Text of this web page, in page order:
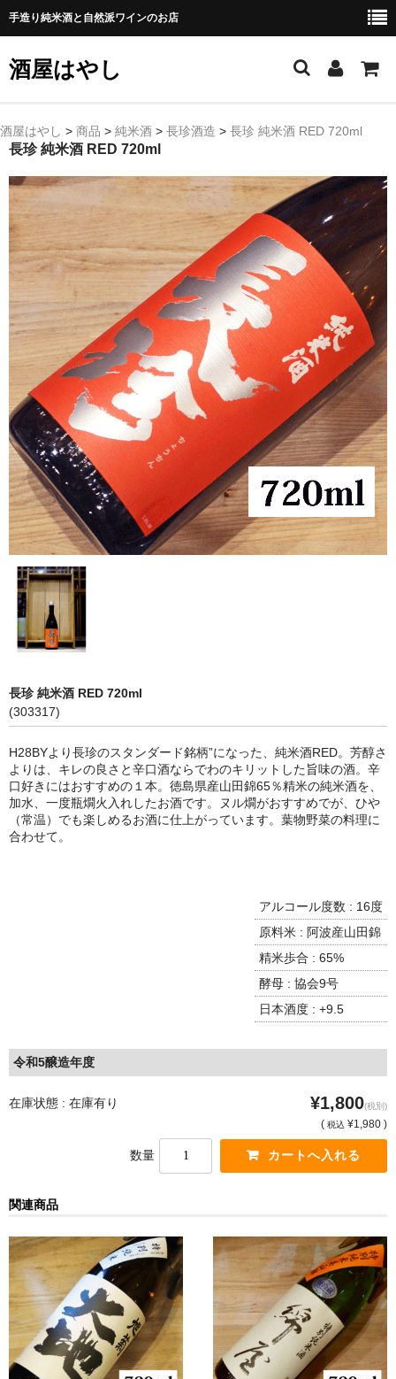
手造り純米酒と自然派ワインのお店
酒屋はやし
ホーム
純 米 酒
よえもん 川村酒造店（岩手県花巻市）
田从･月下の舞 舞鶴酒造（秋田県横手市）
綿屋 金の井酒造（宮城県栗原市）
大七 大七酒造（福島県二本松市）
宗玄 宗玄酒造（石川県珠洲市）
神亀 神亀酒造（埼玉県蓮田市）
隆・丹沢山 川西屋酒造店（神奈川県足柄上郡）
長珍 長珍酒造（愛知県津島市）
天遊琳・伊勢の白酒 タカハシ酒造（三重県四日市市）
るみ子の酒・英・妙の華 森喜酒造（三重県伊賀市）
大治郎・喜量能 畑酒造（滋賀県東近江市）
秋鹿・奥鹿 秋鹿酒造（大阪府豊能郡能勢町）
睡龍・生もとのどぶ 久保本家酒造（奈良県宇陀市）
竹泉 田治米（兵庫県朝来市）
奥播磨 下村酒造店（兵庫県姫路市安富町）
諏訪泉 諏訪酒造（鳥取県八頭郡智頭町）
✚旭日 旭日酒造（島根県出雲市）
旭菊・綾花 旭菊酒造（福岡県久留米市）
明るい農村 霧島町蒸留所（鹿児島県霧島市）
鶴見 大石酒造（鹿児島県阿久根市）
鉄輪 瑞鷹（熊本県熊本市）
France Champagne /ﾌﾗﾝｽ・ｼｬﾝﾊﾟｰﾆｭ
Petitjean Pienne（ﾌﾟﾁｼﾞｬﾝ･ﾋﾟｴﾝﾇ）
Valerie Frison（ｳﾞｧﾚﾘｰ･ﾌﾘｿﾞﾝ）
France Bourgogone/ﾌﾗﾝｽ･ﾌﾞﾙｺﾞｰﾆｭ
Pattes Loup（ﾊﾟｯﾄ・ﾙｰ）
酒屋はやし > 商品 > 純米酒 > 長珍酒造 > 長珍 純米酒 RED 720ml
長珍 純米酒 RED 720ml
長珍 純米酒 RED 720ml
(303317)
H28BYより長珍のスタンダード銘柄”になった、純米酒RED。芳醇さ
よりは、キレの良さと辛口酒ならでわのキリットした旨味の酒。辛
口好きにはおすすめの１本。徳島県産山田錦65％精米の純米酒を、
加水、一度瓶燗火入れしたお酒です。ヌル燗がおすすめでが、ひや
（常温）でも楽しめるお酒に仕上がっています。葉物野菜の料理に
合わせて。
アルコール度数 : 16度
原料米 : 阿波産山田錦
精米歩合 : 65%
酵母 : 協会9号
日本酒度 : +9.5
令和5醸造年度
在庫状態 : 在庫有り ¥1,800(税別)
( 税込 ¥1,980 )
数量
関連商品